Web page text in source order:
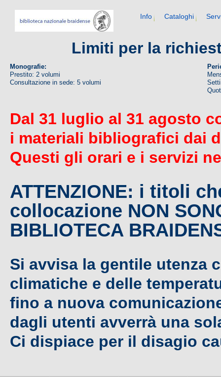
Info Cataloghi
Limiti per la
Monografie:
Prestito: 2 volumi
Consultazione in sede: 5 volumi
Dal 31 luglio al 31 agosto
i materiali bibliografici dai
Questi gli orari e i servizi
ATTENZIONE: i titoli
collocazione NON
BIBLIOTECA
Si avvisa la gentile utenza
climatiche e delle
fino a nuova
dagli utenti avverrà una
Ci dispiace per il disagio